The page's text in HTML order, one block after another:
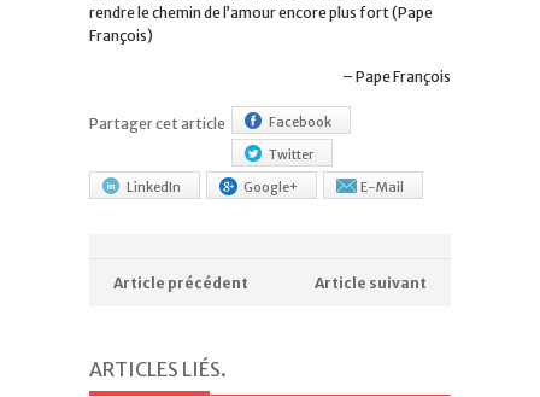
rendre le chemin de l’amour encore plus fort (Pape
François)
Pape François
Partager cet article
Facebook
Twitter
LinkedIn
Google+ E-Mail
Article précédent Article suivant
ARTICLES LIÉS.